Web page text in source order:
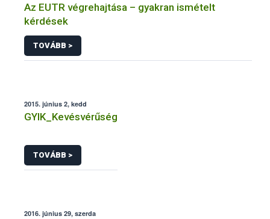
Az EUTR végrehajtása – gyakran ismételt
kérdések
TOVÁBB >
2015. június 2, kedd
GYIK_Kevésvérűség
TOVÁBB >
2016. június 29, szerda